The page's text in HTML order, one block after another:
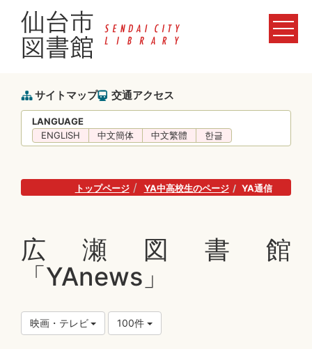
サイトマップ 交通アクセス
LANGUAGE
ENGLISH
中文簡体 中文繁體 한글
トップページ YA中高校生のページ YA通信
広瀬図書館
「YAnews」
映画・テレビ 100件